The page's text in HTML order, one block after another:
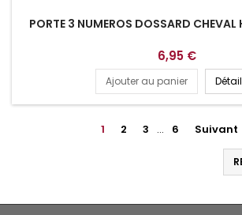
PORTE 3 NUMEROS DOSSARD CHEVAL
6,95 €
Ajouter au panier
1 2 3 … 6 Suivant